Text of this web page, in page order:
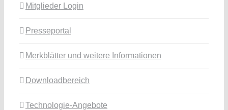
Mitglieder Login
Presseportal
Merkblätter und weitere Informationen
Downloadbereich
Technologie-Angebote